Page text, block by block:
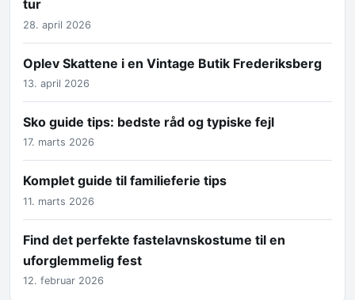
tur
28. april 2026
Oplev Skattene i en Vintage Butik Frederiksberg
13. april 2026
Sko guide tips: bedste råd og typiske fejl
17. marts 2026
Komplet guide til familieferie tips
11. marts 2026
Find det perfekte fastelavnskostume til en
uforglemmelig fest
12. februar 2026